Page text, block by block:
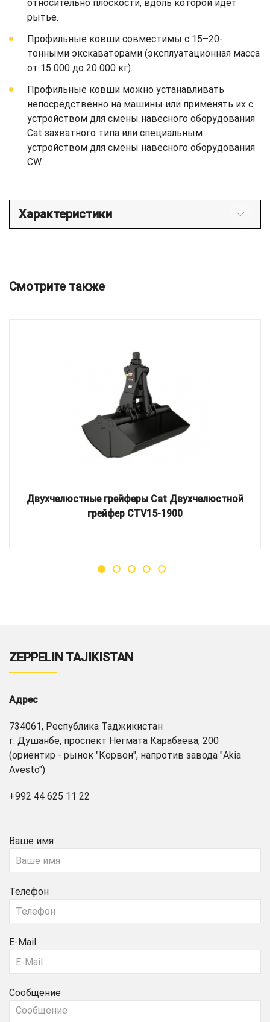
относительно плоскости, вдоль которой идет
рытье.
Профильные ковши совместимы с 15–20-
тонными экскаваторами (эксплуатационная масса
от 15 000 до 20 000 кг).
Профильные ковши можно устанавливать
непосредственно на машины или применять их с
устройством для смены навесного оборудования
Cat захватного типа или специальным
устройством для смены навесного оборудования
CW.
Характеристики
Смотрите также
Двухчелюстные грейферы Cat Двухчелюстной
грейфер CTV15-1900
ZEPPELIN TAJIKISTAN
Адрес
734061, Республика Таджикистан
г. Душанбе, проспект Негмата Карабаева, 200
(ориентир - рынок "Корвон", напротив завода "Akia
Avesto")
+992 44 625 11 22
Ваше имя
Телефон
E-Mail
Сообщение